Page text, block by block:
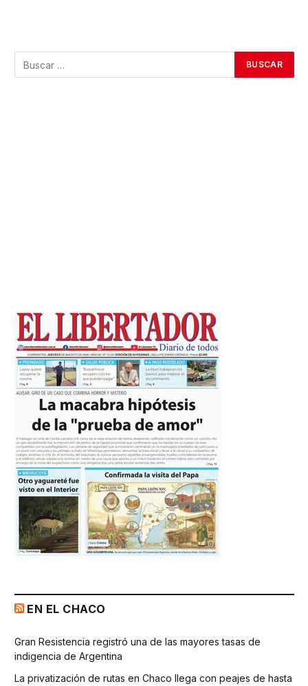
EN EL CHACO
Gran Resistencia registró una de las mayores tasas de
indigencia de Argentina
La privatización de rutas en Chaco llega con peajes de hasta